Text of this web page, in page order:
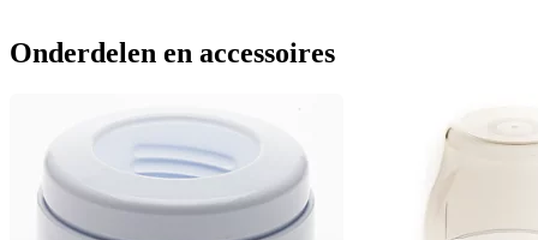
Onderdelen en accessoires